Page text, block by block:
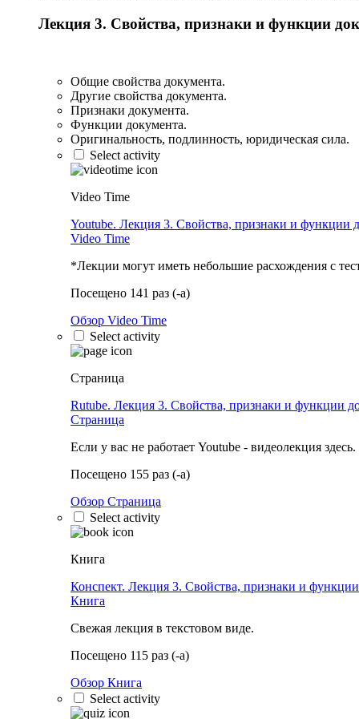
Лекция 3. Свойства, признаки и функции
Общие свойства документа.
Другие свойства документа.
Признаки документа.
Функции документа.
Оригинальность, подлинность, юридическая сила.
Select activity
Video Time
Youtube. Лекция 3. Свойства, признаки и функции
Video Time
*Лекции могут иметь небольшие расхождения с
Посещено 141 раз (-а)
Обзор Video Time
Select activity
Страница
Rutube. Лекция 3. Свойства, признаки и функции
Страница
Если у вас не работает Youtube - видеолекция здесь.
Посещено 155 раз (-а)
Обзор Страница
Select activity
Книга
Конспект. Лекция 3. Свойства, признаки и
Книга
Свежая лекция в текстовом виде.
Посещено 115 раз (-а)
Обзор Книга
Select activity